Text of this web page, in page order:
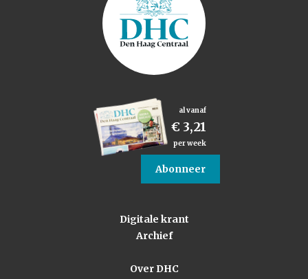
al vanaf
€ 3,21
per week
Abonneer
Digitale krant
Archief
Over DHC